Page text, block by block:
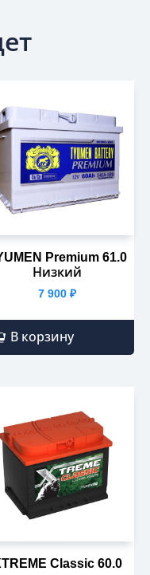
Premium 61.0
Низкий
7 900 ₽
В корзину
Classic 60.0